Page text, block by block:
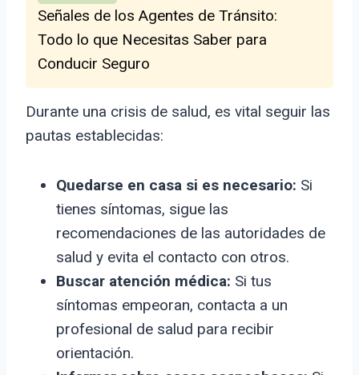
Señales de los Agentes de Tránsito:
Todo lo que Necesitas Saber para
Conducir Seguro
Durante una crisis de salud, es vital seguir las
pautas establecidas:
Quedarse en casa si es necesario: Si
tienes síntomas, sigue las
recomendaciones de las autoridades de
salud y evita el contacto con otros.
Buscar atención médica: Si tus
síntomas empeoran, contacta a un
profesional de salud para recibir
orientación.